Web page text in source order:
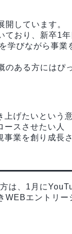
しています。
おり、新卒1
学びながら事業
ある方にはぴ
げたいという
ースさせたい人
事業を創り成長
は、1月に
エントリー